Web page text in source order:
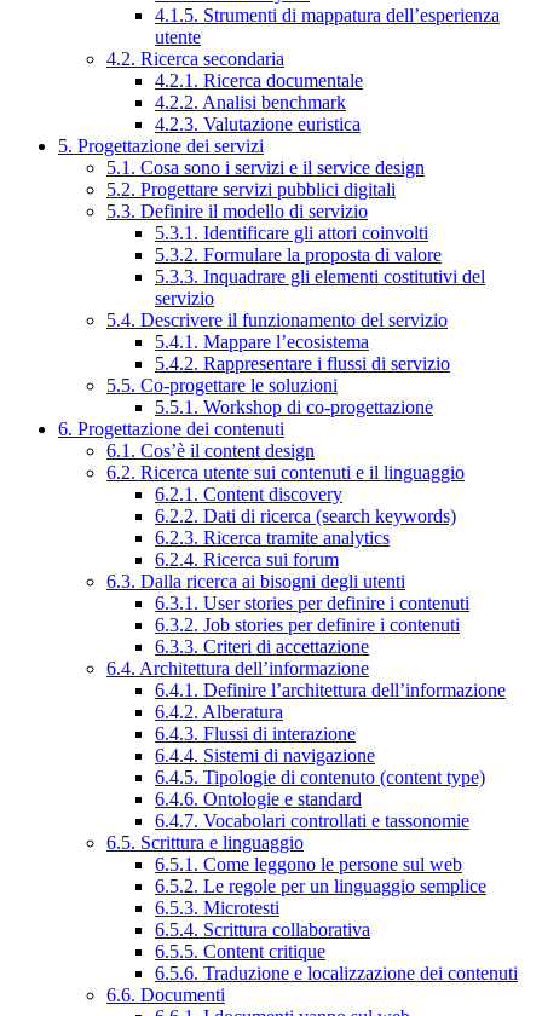
4.1.5. Strumenti di mappatura dell’esperienza
utente
4.2. Ricerca secondaria
4.2.1. Ricerca documentale
4.2.2. Analisi benchmark
4.2.3. Valutazione euristica
5. Progettazione dei servizi
5.1. Cosa sono i servizi e il service design
5.2. Progettare servizi pubblici digitali
5.3. Definire il modello di servizio
5.3.1. Identificare gli attori coinvolti
5.3.2. Formulare la proposta di valore
5.3.3. Inquadrare gli elementi costitutivi del
servizio
5.4. Descrivere il funzionamento del servizio
5.4.1. Mappare l’ecosistema
5.4.2. Rappresentare i flussi di servizio
5.5. Co-progettare le soluzioni
5.5.1. Workshop di co-progettazione
6. Progettazione dei contenuti
6.1. Cos’è il content design
6.2. Ricerca utente sui contenuti e il linguaggio
6.2.1. Content discovery
6.2.2. Dati di ricerca (search keywords)
6.2.3. Ricerca tramite analytics
6.2.4. Ricerca sui forum
6.3. Dalla ricerca ai bisogni degli utenti
6.3.1. User stories per definire i contenuti
6.3.2. Job stories per definire i contenuti
6.3.3. Criteri di accettazione
6.4. Architettura dell’informazione
6.4.1. Definire l’architettura dell’informazione
6.4.2. Alberatura
6.4.3. Flussi di interazione
6.4.4. Sistemi di navigazione
6.4.5. Tipologie di contenuto (content type)
6.4.6. Ontologie e standard
6.4.7. Vocabolari controllati e tassonomie
6.5. Scrittura e linguaggio
6.5.1. Come leggono le persone sul web
6.5.2. Le regole per un linguaggio semplice
6.5.3. Microtesti
6.5.4. Scrittura collaborativa
6.5.5. Content critique
6.5.6. Traduzione e localizzazione dei contenuti
6.6. Documenti